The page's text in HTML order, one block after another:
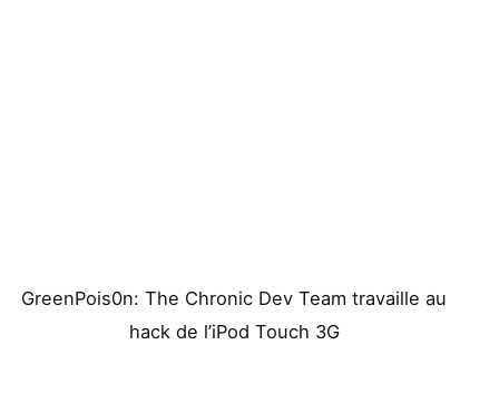
GreenPois0n: The Chronic Dev Team travaille au
hack de l’iPod Touch 3G